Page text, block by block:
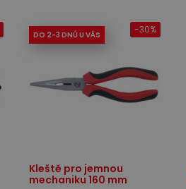
DO 2-3 DNŮ U VÁS
Kleště pro jemnou
mechaniku 160 mm
-30%